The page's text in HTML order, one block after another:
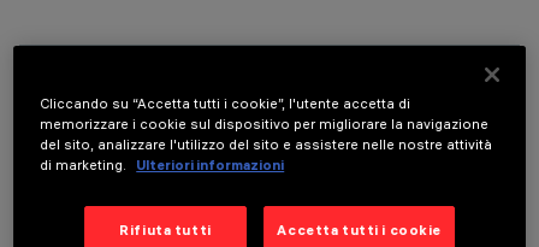
COMPONENTI OPZIONALI
Cliccando su “Accetta tutti i cookie”, l'utente accetta di
memorizzare i cookie sul dispositivo per migliorare la navigazione
del sito, analizzare l'utilizzo del sito e assistere nelle nostre attività
di marketing.
Ulteriori informazioni
Rifiuta tutti Accetta tutti i cookie